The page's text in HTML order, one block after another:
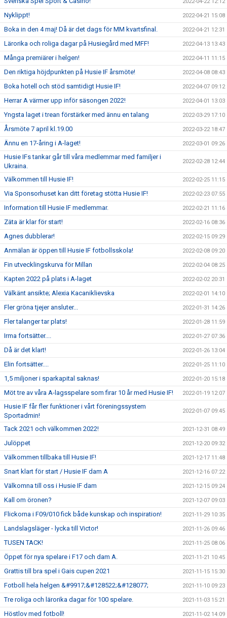
Nyklippt! 2022-04-21 15:08
Boka in den 4 maj! Då är det dags för MM kvartsfinal. 2022-04-21 12:31
Lärorika och roliga dagar på Husiegård med MFF! 2022-04-13 13:43
Många premiärer i helgen! 2022-04-11 11:15
Den riktiga höjdpunkten på Husie IF årsmöte! 2022-04-08 08:43
Boka hotell och stöd samtidigt Husie IF! 2022-04-07 09:12
Herrar A värmer upp inför säsongen 2022! 2022-04-01 13:03
Yngsta laget i trean förstärker med ännu en talang 2022-03-29 17:10
Årsmöte 7 april kl.19.00 2022-03-22 18:47
Ännu en 17-åring i A-laget! 2022-03-01 09:26
Husie IFs tankar går till våra medlemmar med familjer i
Ukraina.
2022-02-28 12:44
Välkommen till Husie IF! 2022-02-25 11:15
Via Sponsorhuset kan ditt företag stötta Husie IF! 2022-02-23 07:55
Information till Husie IF medlemmar. 2022-02-21 11:16
Zäta är klar för start! 2022-02-16 08:36
Agnes dubblerar! 2022-02-15 09:29
Anmälan är öppen till Husie IF fotbollsskola! 2022-02-08 09:20
Fin utvecklingskurva för Millan 2022-02-04 08:25
Kapten 2022 på plats i A-laget 2022-02-02 20:31
Välkänt ansikte; Alexia Kacaniklievska 2022-02-01 14:10
Fler gröna tjejer ansluter... 2022-01-31 14:26
Fler talanger tar plats! 2022-01-28 11:59
Irma fortsätter.... 2022-01-27 07:36
Då är det klart! 2022-01-26 13:04
Elin fortsätter.... 2022-01-25 11:10
1,5 miljoner i sparkapital saknas! 2022-01-20 15:18
Möt tre av våra A-lagsspelare som firar 10 år med Husie IF! 2022-01-19 12:07
Husie IF får fler funktioner i vårt föreningssystem
Sportadmin!
2022-01-07 09:45
Tack 2021 och välkommen 2022! 2021-12-31 08:49
Julöppet 2021-12-20 09:32
Välkommen tillbaka till Husie IF! 2021-12-17 11:48
Snart klart för start / Husie IF dam A 2021-12-16 07:22
Välkomna till oss i Husie IF dam 2021-12-15 09:24
Kall om öronen? 2021-12-07 09:03
Flickorna i F09/010 fick både kunskap och inspiration! 2021-11-29 10:35
Landslagsläger - lycka till Victor! 2021-11-26 09:46
TUSEN TACK! 2021-11-25 08:06
Öppet för nya spelare i F17 och dam A. 2021-11-21 10:45
Grattis till bra spel i Gais cupen 2021 2021-11-15 15:30
Fotboll hela helgen &#9917;&#128522;&#128077; 2021-11-10 09:23
Tre roliga och lärorika dagar för 100 spelare. 2021-11-03 15:21
Höstlov med fotboll! 2021-11-02 14:09